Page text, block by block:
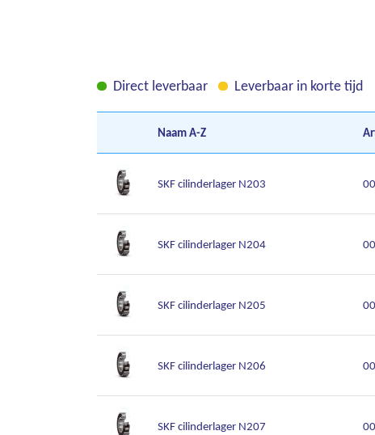
Direct leverbaar Leverbaar in korte tijd
NaamA-Z
SKF cilinderlager N203
SKF cilinderlager N204
SKF cilinderlager N205
SKF cilinderlager N206
SKF cilinderlager N207